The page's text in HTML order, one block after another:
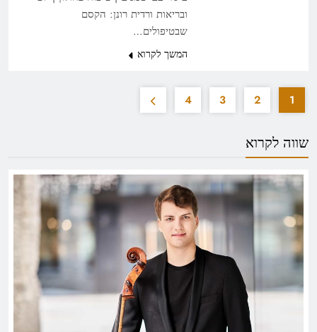
ובריאות ורדית רונן: הקסם
שבטיפולים…
המשך לקרוא
1
2
3
4
שווה לקרוא